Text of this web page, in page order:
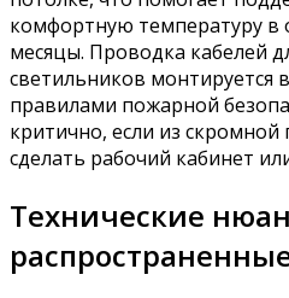
комфортную температуру в
месяцы. Проводка кабелей
светильников монтируется
правилами пожарной
критично, если из
сделать рабочий кабинет
Технические